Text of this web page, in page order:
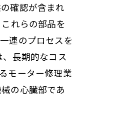
確認が含まれ
れらの部品を
連のプロセスを
長期的なコス
モーター修理業
の心臓部であ